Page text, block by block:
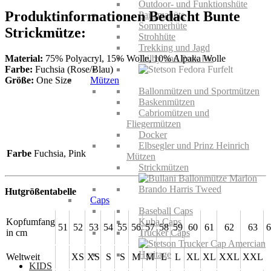
Outdoor- und Funktionshüte
Panamahüte
Sommerhüte
Strohhüte
Trekking und Jagd
Trilby und Pork Pie
Mützen
Ballonmützen und Sportmützen
Baskenmützen
Cabriomützen und
Fliegermützen
Docker
Elbsegler und Prinz Heinrich
Mützen
Strickmützen
Caps
Baseball Caps
Kuba Caps
Trucker Caps
KIDS
Produktinformationen Bedacht Bunte
Strickmütze:
Material: 75% Polyacryl, 15% Wolle, 10% Alpaka Wolle
Farbe: Fuchsia (Rose/Blau)
Größe: One Size
Farbe Fuchsia, Pink
Hutgrößentabelle
Kopfumfang
in cm
51 52 53 54 55 56 57 58 59 60 61 62 63
Weltweit XS XS S S M M L L XL XL XXL XXL